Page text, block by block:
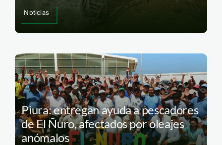
Noticias
Piura: entregan ayuda a pescadores
de El Ñuro, afectados por oleajes
anómalos